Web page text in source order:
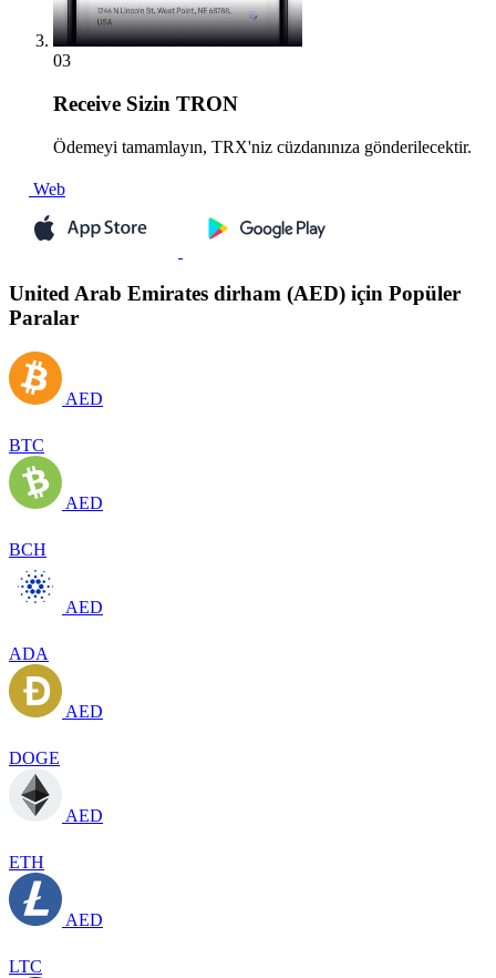
03
Receive Sizin TRON
Ödemeyi tamamlayın, TRX'niz cüzdanınıza gönderilecektir.
Web
United Arab Emirates dirham (AED) için Popüler
Paralar
AED
BTC
AED
BCH
AED
ADA
AED
DOGE
AED
ETH
AED
LTC